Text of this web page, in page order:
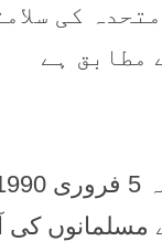
کی
مطابق ہے
کی